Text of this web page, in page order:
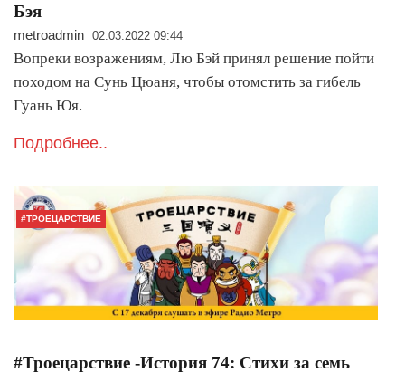
Бэя
metroadmin 02.03.2022 09:44
Вопреки возражениям, Лю Бэй принял решение пойти
походом на Сунь Цюаня, чтобы отомстить за гибель
Гуань Юя.
Подробнее..
#ТРОЕЦАРСТВИЕ
#Троецарствие -История 74: Стихи за семь